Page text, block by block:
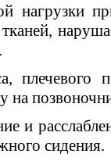
нагрузки
плечевого
на
и
сидения.